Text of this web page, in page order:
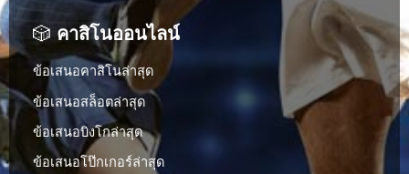
🎲คาสิโนออนไลน์
ข้อเสนอคาสิโนล่าสุด
ข้อเสนอสล็อตล่าสุด
ข้อเสนอบิงโกล่าสุด
ข้อเสนอโป๊กเกอร์ล่าสุด